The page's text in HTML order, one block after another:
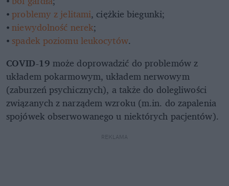
⦁problemy z jelitami, ciężkie biegunki;
⦁niewydolność nerek;
⦁spadek poziomu leukocytów.
COVID-19 może doprowadzić do problemów z
układem pokarmowym, układem nerwowym
(zaburzeń psychicznych), a także do dolegliwości
związanych z narządem wzroku (m.in. do zapalenia
spojówek obserwowanego u niektórych pacjentów).
REKLAMA